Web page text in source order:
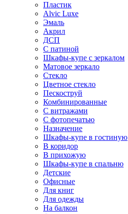
Пластик
Alvic Luxe
Эмаль
Акрил
ДСП
С патиной
Шкафы-купе с зеркалом
Матовое зеркало
Стекло
Цветное стекло
Пескоструй
Комбинированные
С витражами
С фотопечатью
Назначение
Шкафы-купе в гостиную
В коридор
В прихожую
Шкафы-купе в спальню
Детские
Офисные
Для книг
Для одежды
На балкон